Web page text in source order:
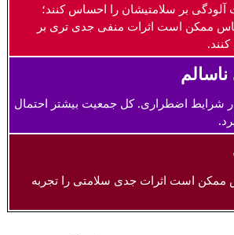
بر سلامتیشان را احساس کنند؛
ممکن است اثرات منفی جدی تری بر
شرایط اضطراری. کل جمعیت بیشتر احتمال
است اثرات جدی سلامتی را تجربه